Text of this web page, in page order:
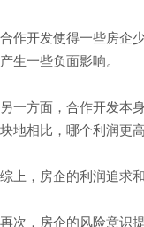
合作开发使得一些房企
产生一些负面影响。
另一方面，合作开发本
块地相比，哪个利润更
综上，房企的利润追求
再次，房企的风险意识提